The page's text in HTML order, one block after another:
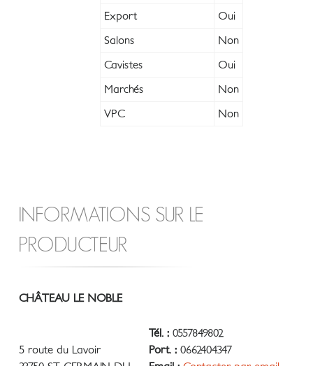
Export Oui
Salons Non
Cavistes Oui
Marchés Non
VPC Non
INFORMATIONS SUR LE
PRODUCTEUR
CHÂTEAU LE NOBLE
5 route du Lavoir
Tél. : 0557849802
Port. : 0662404347